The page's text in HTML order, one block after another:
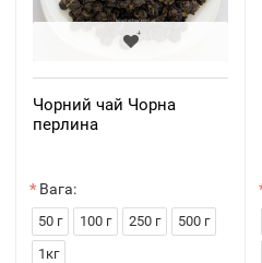
Чорний чай Чорна
перлина
Вага:
50 г 100 г 250 г
500 г
1кг